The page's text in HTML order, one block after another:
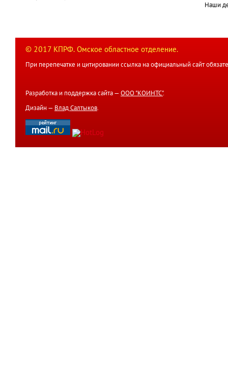
Наши
© 2017 КПРФ. Омское областное отделение.
При перепечатке и цитировании ссылка на официальный сайт
Разработка и поддержка сайта — ООО "КОИНТС".
Дизайн — Влад Салтыков.